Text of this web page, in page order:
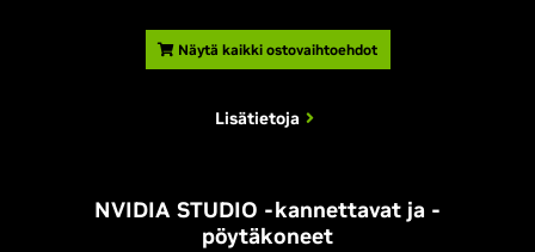
Näytä kaikki ostovaihtoehdot
Lisätietoja
NVIDIA STUDIO -kannettavat ja -
pöytäkoneet